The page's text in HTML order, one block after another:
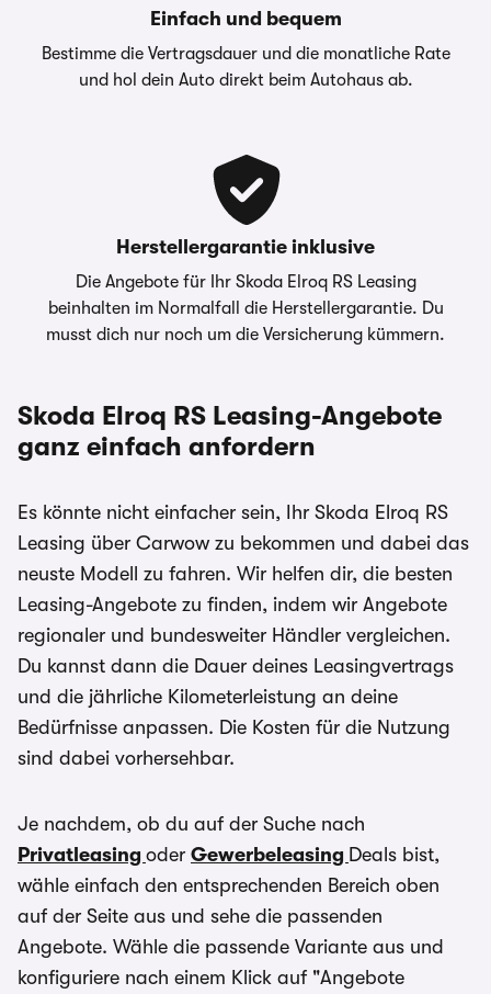
Volkwagen Bank GmbH /
Gifhorner Str. 57 / 38112
Braunschweig
– Die Werte “Anzahlung”, “Laufzeit” sowie
“Jährliche Fahrleistung” sind anpassbar -
Kontaktieren Sie dazu bitte Ihren
Ansprechpartner direkt.
carwow.de ist eine Vergleichsplattform und nicht
der Anbieter der Fahrzeuge. Für ein verbindliches
Angebot kontaktieren Sie bitte direkt den
aller Kund:innen erhalten den angegebenen
Effektiv- und Sollzinssatz. Bonität vorausgesetzt.
eingerechnet
Einfach und bequem
Bestimme die Vertragsdauer und die monatliche Rate
und hol dein Auto direkt beim Autohaus ab.
Herstellergarantie inklusive
Die Angebote für Ihr Skoda Elroq RS Leasing
beinhalten im Normalfall die Herstellergarantie. Du
musst dich nur noch um die Versicherung kümmern.
Skoda Elroq RS Leasing-Angebote
ganz einfach anfordern
Es könnte nicht einfacher sein, Ihr Skoda Elroq RS
Leasing über Carwow zu bekommen und dabei das
neuste Modell zu fahren. Wir helfen dir, die besten
Leasing-Angebote zu finden, indem wir Angebote
regionaler und bundesweiter Händler vergleichen.
Du kannst dann die Dauer deines Leasingvertrags
und die jährliche Kilometerleistung an deine
Bedürfnisse anpassen. Die Kosten für die Nutzung
sind dabei vorhersehbar.
Je nachdem, ob du auf der Suche nach
Privatleasing oder Gewerbeleasing Deals bist,
wähle einfach den entsprechenden Bereich oben
auf der Seite aus und sehe die passenden
Angebote. Wähle die passende Variante aus und
konfiguriere nach einem Klick auf "Angebote